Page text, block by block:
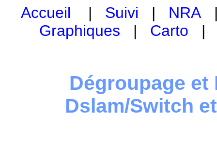
Accueil | Suivi | NRA
Graphiques | Carto
Dégroupage et
Dslam/Switch